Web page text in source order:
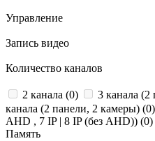
Управление
Запись видео
Количество каналов
2 канала (0) 3 канала (2
канала (2 панели, 2 камеры) (0)
AHD , 7 IP | 8 IP (без AHD)) (0)
Память